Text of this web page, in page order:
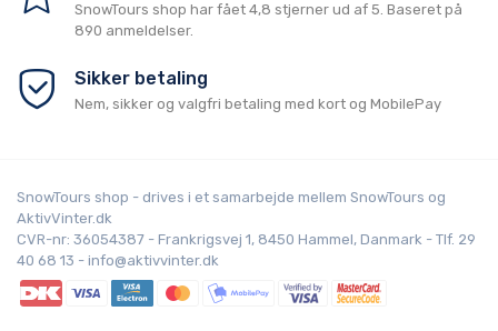
SnowTours shop har fået 4,8 stjerner ud af 5. Baseret på
890 anmeldelser.
Sikker betaling
Nem, sikker og valgfri betaling med kort og MobilePay
SnowTours shop - drives i et samarbejde mellem SnowTours og
AktivVinter.dk
CVR-nr: 36054387 - Frankrigsvej 1, 8450 Hammel, Danmark - Tlf. 29
40 68 13 - info@aktivvinter.dk